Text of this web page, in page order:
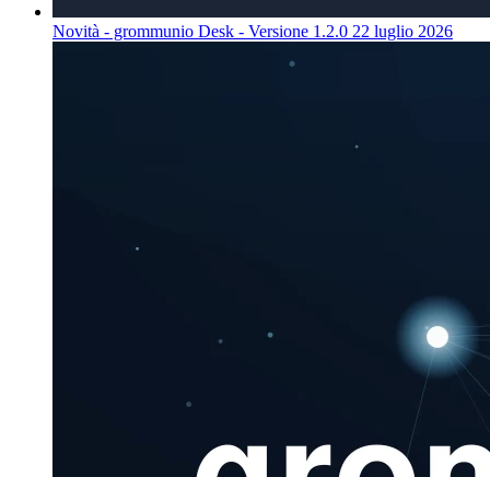
Novità - grommunio Desk - Versione 1.2.0 22 luglio 2026